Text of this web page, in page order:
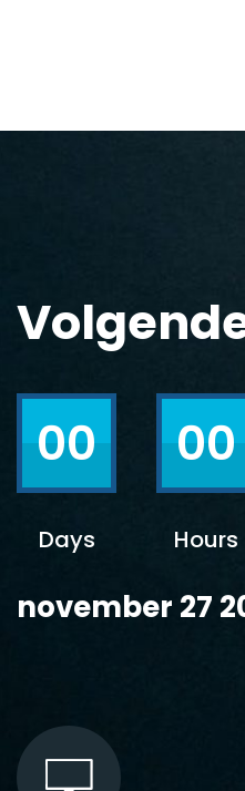
00
Days
00
Hours
november 27